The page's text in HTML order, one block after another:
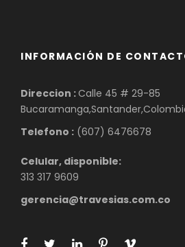
INFORMACIÓN DE
Direccion :Calle 45 # 29-85
Telefono : (607) 6476678
Celular, disponible:
313 317 9609
gerencia@travesias.com.co